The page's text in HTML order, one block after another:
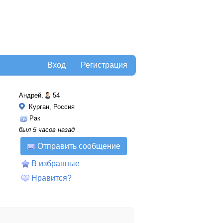
Регистрация
Вход
Андрей,
54
Курган, Россия
Рак
был 5 часов назад
Отправить сообщение
В избранные
Нравится?